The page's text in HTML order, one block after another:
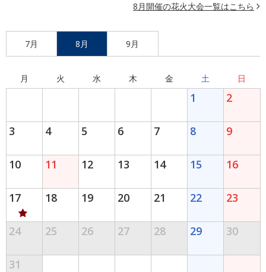
8月開催の花火大会一覧はこちら
7月 8月 9月
月 火 水 木 金 土 日
1 2
3 4 5 6 7 8 9
10 11 12 13 14 15 16
17 18 19 20 21 22 23
24 25 26 27 28 29 30
31